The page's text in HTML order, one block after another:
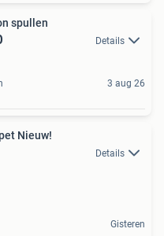
spullen
Details
3 aug 26
Nieuw!
Details
Gisteren